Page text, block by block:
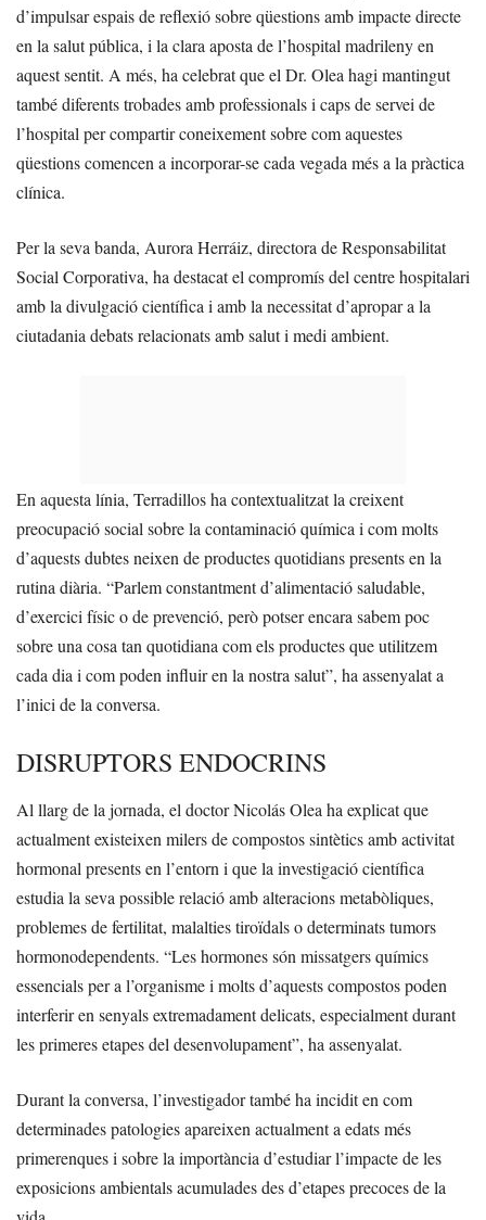
d’impulsar espais de reflexió sobre qüestions amb impacte directe
en la salut pública, i la clara aposta de l’hospital madrileny en
aquest sentit. A més, ha celebrat que el Dr. Olea hagi mantingut
també diferents trobades amb professionals i caps de servei de
l’hospital per compartir coneixement sobre com aquestes
qüestions comencen a incorporar-se cada vegada més a la pràctica
clínica.
Per la seva banda, Aurora Herráiz, directora de Responsabilitat
Social Corporativa, ha destacat el compromís del centre hospitalari
amb la divulgació científica i amb la necessitat d’apropar a la
ciutadania debats relacionats amb salut i medi ambient.
En aquesta línia, Terradillos ha contextualitzat la creixent
preocupació social sobre la contaminació química i com molts
d’aquests dubtes neixen de productes quotidians presents en la
rutina diària. “Parlem constantment d’alimentació saludable,
d’exercici físic o de prevenció, però potser encara sabem poc
sobre una cosa tan quotidiana com els productes que utilitzem
cada dia i com poden influir en la nostra salut”, ha assenyalat a
l’inici de la conversa.
DISRUPTORS ENDOCRINS
Al llarg de la jornada, el doctor Nicolás Olea ha explicat que
actualment existeixen milers de compostos sintètics amb activitat
hormonal presents en l’entorn i que la investigació científica
estudia la seva possible relació amb alteracions metabòliques,
problemes de fertilitat, malalties tiroïdals o determinats tumors
hormonodependents. “Les hormones són missatgers químics
essencials per a l’organisme i molts d’aquests compostos poden
interferir en senyals extremadament delicats, especialment durant
les primeres etapes del desenvolupament”, ha assenyalat.
Durant la conversa, l’investigador també ha incidit en com
determinades patologies apareixen actualment a edats més
primerenques i sobre la importància d’estudiar l’impacte de les
exposicions ambientals acumulades des d’etapes precoces de la